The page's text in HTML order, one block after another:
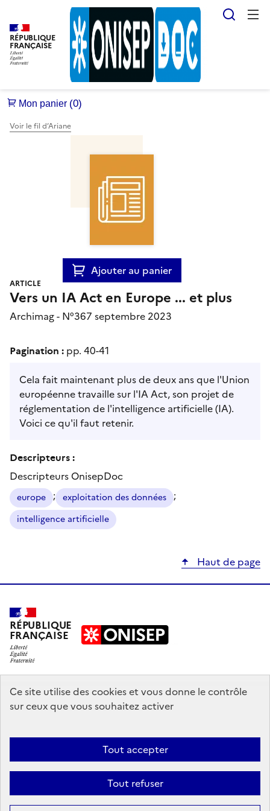
Ce site utilise des cookies et vous donne le contrôle
sur ceux que vous souhaitez activer
Tout accepter
Tout refuser
RÉPUBLIQUE
FRANÇAISE
Voir le fil d’Ariane
Ajouter au panier
ARTICLE
Vers un IA Act en Europe ... et plus
Archimag - N°367 septembre 2023
Pagination : pp. 40-41
Cela fait maintenant plus de deux ans que l'Union
européenne travaille sur l'IA Act, son projet de
réglementation de l'intelligence artificielle (IA).
Voici ce qu'il faut retenir.
Descripteurs :
Descripteurs OnisepDoc
europe ; exploitation des données ;
intelligence artificielle
Haut de page
RÉPUBLIQUE
FRANÇAISE
education.gouv.fr
enseignementsup-recherche.gouv.fr
Accessibilité : partiellement conforme